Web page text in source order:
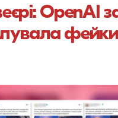
OpenAI
фейки